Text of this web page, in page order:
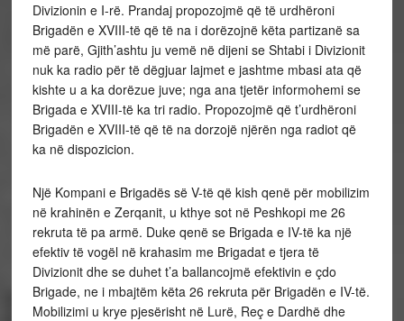
Divizionin e I-rë. Prandaj propozojmë që të urdhëroni
Brigadën e XVIII-të që të na i dorëzojnë këta partizanë sa
më parë, Gjith’ashtu ju vemë në dijeni se Shtabi i Divizionit
nuk ka radio për të dëgjuar lajmet e jashtme mbasi ata që
kishte u a ka dorëzue juve; nga ana tjetër informohemi se
Brigada e XVIII-të ka tri radio. Propozojmë që t’urdhëroni
Brigadën e XVIII-të që të na dorzojë njërën nga radiot që
ka në dispozicion.
Një Kompani e Brigadës së V-të që kish qenë për mobilizim
në krahinën e Zerqanit, u kthye sot në Peshkopi me 26
rekruta të pa armë. Duke qenë se Brigada e IV-të ka një
efektiv të vogël në krahasim me Brigadat e tjera të
Divizionit dhe se duhet t’a ballancojmë efektivin e çdo
Brigade, ne i mbajtëm këta 26 rekruta për Brigadën e IV-të.
Mobilizimi u krye pjesërisht në Lurë, Reç e Dardhë dhe